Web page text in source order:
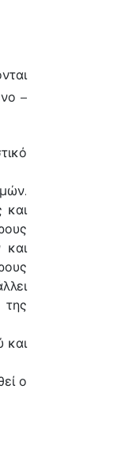
–
και
και
της
και
ο